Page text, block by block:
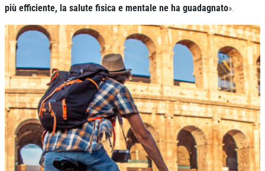
più efficiente, la salute fisica e mentale ne ha guadagnato».